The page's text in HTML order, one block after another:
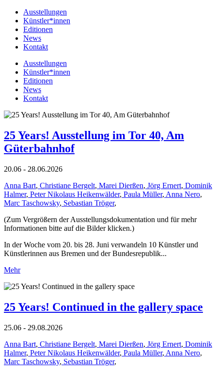
Ausstellungen
Künstler*innen
Editionen
News
Kontakt
Ausstellungen
Künstler*innen
Editionen
News
Kontakt
25 Years! Ausstellung im Tor 40, Am
Güterbahnhof
20.06 - 28.06.2026
Anna Bart, Christiane Bergelt, Marei Dierßen, Jörg Ernert, Dominik
Halmer, Peter Nikolaus Heikenwälder, Paula Müller, Anna Nero,
Marc Taschowsky, Sebastian Tröger,
(Zum Vergrößern der Ausstellungsdokumentation und für mehr
Informationen bitte auf die Bilder klicken.)
In der Woche vom 20. bis 28. Juni verwandeln 10 Künstler und
Künstlerinnen aus Bremen und der Bundesrepublik...
Mehr
25 Years! Continued in the gallery space
25.06 - 29.08.2026
Anna Bart, Christiane Bergelt, Marei Dierßen, Jörg Ernert, Dominik
Halmer, Peter Nikolaus Heikenwälder, Paula Müller, Anna Nero,
Marc Taschowsky, Sebastian Tröger,